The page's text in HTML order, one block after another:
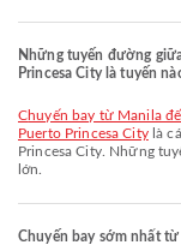
Những tuyến đường
Princesa City là tuyến
chuyến bay từ Manila
Puerto Princesa Citylà
Princesa City. Những
lớn.
Chuyến bay sớm nhất